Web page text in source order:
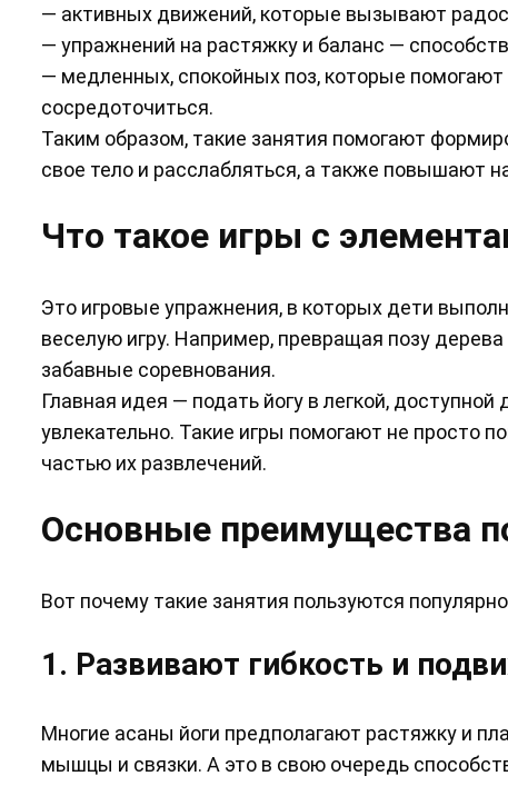
— активных движений, которые вызывают
— упражнений на растяжку и баланс —
— медленных, спокойных поз, которые
сосредоточиться.
Таким образом, такие занятия помогают
свое тело и расслабляться, а также повышают
Что такое игры с
Это игровые упражнения, в которых дети
веселую игру. Например, превращая позу
забавные соревнования.
Главная идея — подать йогу в легкой,
увлекательно. Такие игры помогают не просто
частью их развлечений.
Основные преимущества
Вот почему такие занятия пользуются
1. Развивают гибкость и
Многие асаны йоги предполагают растяжку и
мышцы и связки. А это в свою очередь